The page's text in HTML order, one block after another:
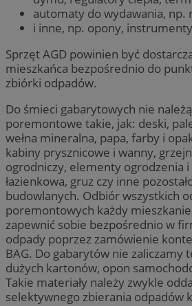
automaty do wydawania, np.
i inne, np. opony,
Sprzęt AGD powinien być
mieszkańca bezpośrednio do
zbiórki odpadów.
Do śmieci gabarytowych nie
poremontowe takie, jak: deski,
wełna mineralna, papa, farby i
kabiny prysznicowe i wanny,
ogrodniczy, elementy ogrodzenia i
łazienkowa, gruz czy inne
budowlanych. Odbiór wszystkich
poremontowych każdy
zapewnić sobie bezpośrednio w
odpady poprzez zamówienie
BAG. Do gabarytów nie zaliczamy
dużych kartonów, opon
Takie materiały należy zwykle
selektywnego zbierania odpadów